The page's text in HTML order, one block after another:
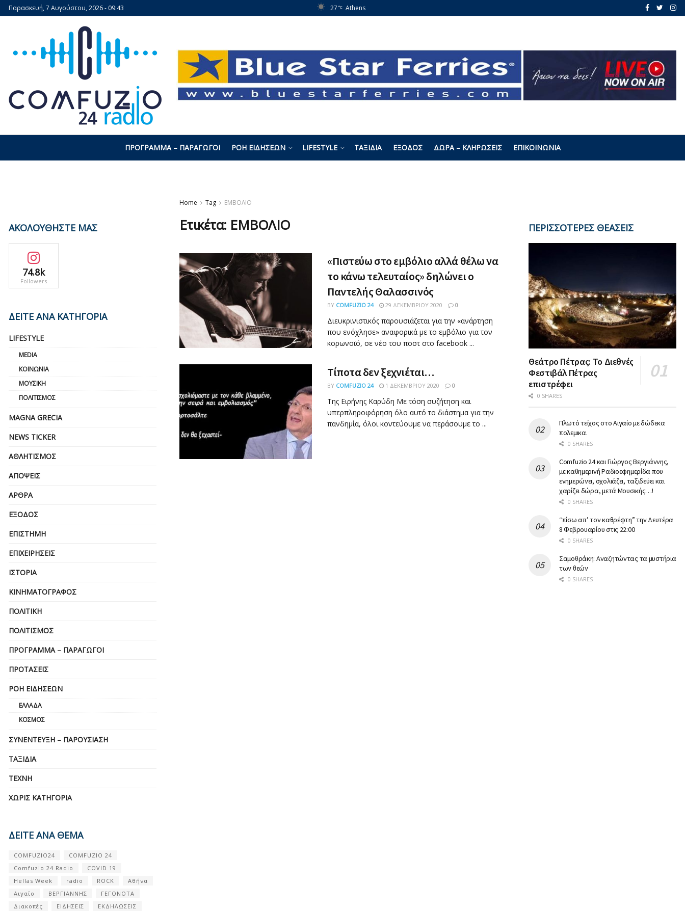
Παρασκευή, 7 Αυγούστου, 2026 - 09:43 27 °C Athens
ΠΡΌΓΡΑΜΜΑ – ΠΑΡΑΓΩΓΟΊ ΡΟΉ ΕΙΔΉΣΕΩΝ LIFESTYLE ΤΑΞΊΔΙΑ ΈΞΟΔΟΣ ΔΏΡΑ – ΚΛΗΡΏΣΕΙΣ ΕΠΙΚΟΙΝΩΝΊΑ
Home Tag ΕΜΒΟΛΙΟ
Ετικέτα: ΕΜΒΟΛΙΟ
«Πιστεύω στο εμβόλιο αλλά θέλω να
το κάνω τελευταίος» δηλώνει ο
Παντελής Θαλασσινός
BY COMFUZIO 24 29 ΔΕΚΕΜΒΡΊΟΥ 2020 0
Διευκρινιστικός παρουσιάζεται για την «ανάρτηση
που ενόχλησε» αναφορικά με το εμβόλιο για τον
κορωνοϊό, σε νέο του ποστ στο facebook ...
Τίποτα δεν ξεχνιέται…
BY COMFUZIO 24 1 ΔΕΚΕΜΒΡΊΟΥ 2020 0
Της Ειρήνης Καρύδη Με τόση συζήτηση και
υπερπληροφόρηση όλο αυτό το διάστημα για την
πανδημία, όλοι κοντεύουμε να περάσουμε το ...
ΑΚΟΛΟΥΘΗΣΤΕ ΜΑΣ
74.8k
Followers
ΔΕΙΤΕ ΑΝΑ ΚΑΤΗΓΟΡΙΑ
LIFESTYLE
MEDIA
ΚΟΙΝΩΝΊΑ
ΜΟΥΣΙΚΉ
ΠΟΛΙΤΙΣΜΌΣ
MAGNA GRECIA
NEWS TICKER
ΑΘΛΗΤΙΣΜΌΣ
ΑΠΌΨΕΙΣ
ΆΡΘΡΑ
ΈΞΟΔΟΣ
ΕΠΙΣΤΉΜΗ
ΕΠΙΧΕΙΡΗΣΕΙΣ
ΙΣΤΟΡΊΑ
ΚΙΝΗΜΑΤΟΓΡΆΦΟΣ
ΠΟΛΙΤΙΚΉ
ΠΟΛΙΤΙΣΜΌΣ
ΠΡΌΓΡΑΜΜΑ – ΠΑΡΑΓΩΓΟΊ
ΠΡΟΤΆΣΕΙΣ
ΡΟΉ ΕΙΔΉΣΕΩΝ
ΕΛΛΆΔΑ
ΚΌΣΜΟΣ
ΣΥΝΈΝΤΕΥΞΗ – ΠΑΡΟΥΣΊΑΣΗ
ΤΑΞΊΔΙΑ
ΤΈΧΝΗ
ΧΩΡΊΣ ΚΑΤΗΓΟΡΊΑ
ΔΕΙΤΕ ΑΝΑ ΘΕΜΑ
COMFUZIO24
COMFUZIO 24
Comfuzio 24 Radio
COVID 19
Hellas Week
radio ROCK
Αθήνα
Αιγαίο
ΒΕΡΓΙΑΝΝΗΣ
ΓΕΓΟΝΟΤΑ
Διακοπές
ΕΙΔΗΣΕΙΣ
ΕΚΔΗΛΩΣΕΙΣ
ΠΕΡΙΣΣΟΤΕΡΕΣ ΘΕΑΣΕΙΣ
Θεάτρο Πέτρας: Το Διεθνές
Φεστιβάλ Πέτρας
επιστρέφει
0 SHARES
Πλωτό τείχος στο Αιγαίο με δώδεκα
πολεμικα.
0 SHARES
Comfuzio 24 και Γιώργος Βεργιάννης,
με καθημερινή Ραδιοεφημερίδα που
ενημερώνει, σχολιάζει, ταξιδεύει και
χαρίζει δώρα, μετά Μουσικής…!
0 SHARES
“πίσω απ’ τον καθρέφτη” την Δευτέρα
8 Φεβρουαρίου στις 22:00
0 SHARES
Σαμοθράκη: Αναζητώντας τα μυστήρια
των θεών
0 SHARES